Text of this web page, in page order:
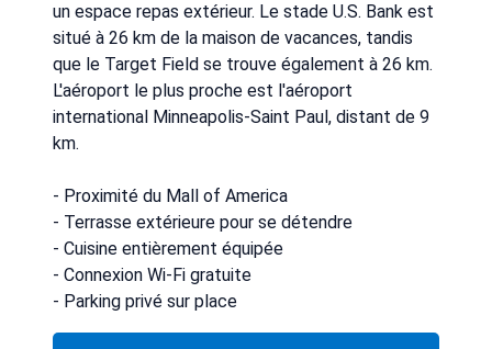
un espace repas extérieur. Le stade U.S. Bank est
situé à 26 km de la maison de vacances, tandis
que le Target Field se trouve également à 26 km.
L'aéroport le plus proche est l'aéroport
international Minneapolis-Saint Paul, distant de 9
km.
- Proximité du Mall of America
- Terrasse extérieure pour se détendre
- Cuisine entièrement équipée
- Connexion Wi-Fi gratuite
- Parking privé sur place